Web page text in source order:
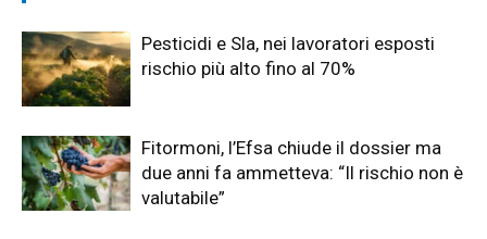
Pesticidi e Sla, nei lavoratori esposti
rischio più alto fino al 70%
Fitormoni, l’Efsa chiude il dossier ma
due anni fa ammetteva: “Il rischio non è
valutabile”